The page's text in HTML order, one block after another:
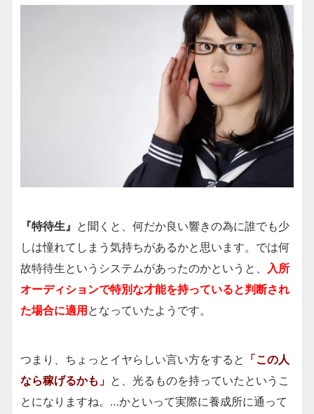
『特待生』 と聞くと、何だか良い響きの為に誰でも少
しは憧れてしまう気持ちがあるかと思います。では何
故特待生というシステムがあったのかというと、
入所
オーディションで特別な才能を持っていると判断され
た場合に適用となっていたようです。
つまり、ちょっとイヤらしい言い方をすると 「この人
なら稼げるかも」 と、光るものを持っていたというこ
とになりますね。…かといって実際に養成所に通って